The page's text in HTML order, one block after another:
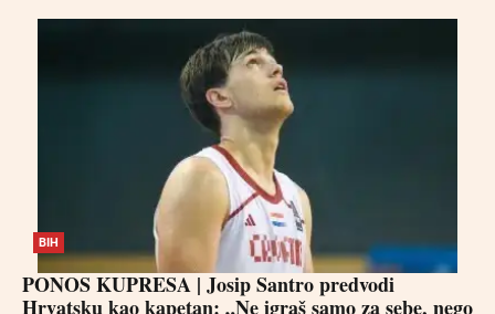
BIH
PONOS KUPRESA | Josip Santro predvodi
Hrvatsku kao kapetan: „Ne igraš samo za sebe, nego